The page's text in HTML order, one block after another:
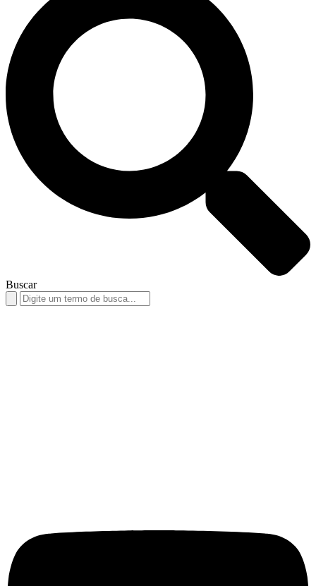
Buscar
Search
for: